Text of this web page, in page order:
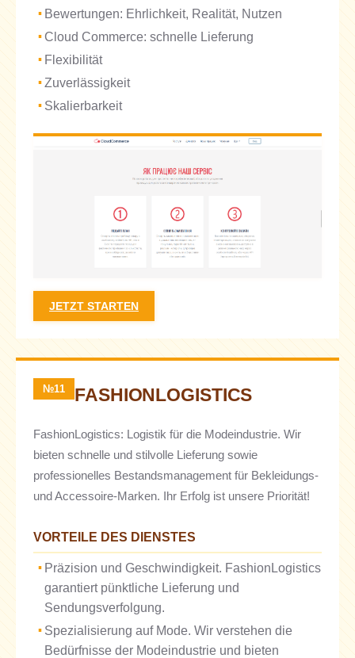
Bewertungen: Ehrlichkeit, Realität, Nutzen
Cloud Commerce: schnelle Lieferung
Flexibilität
Zuverlässigkeit
Skalierbarkeit
JETZT STARTEN
№11 FASHIONLOGISTICS
FashionLogistics: Logistik für die Modeindustrie. Wir
bieten schnelle und stilvolle Lieferung sowie
professionelles Bestandsmanagement für Bekleidungs-
und Accessoire-Marken. Ihr Erfolg ist unsere Priorität!
VORTEILE DES DIENSTES
Präzision und Geschwindigkeit. FashionLogistics
garantiert pünktliche Lieferung und
Sendungsverfolgung.
Spezialisierung auf Mode. Wir verstehen die
Bedürfnisse der Modeindustrie und bieten